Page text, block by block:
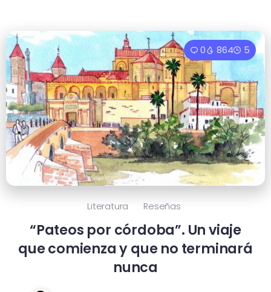
0 864 5
Literatura Reseñas
“Pateos por córdoba”. Un viaje
que comienza y que no terminará
nunca